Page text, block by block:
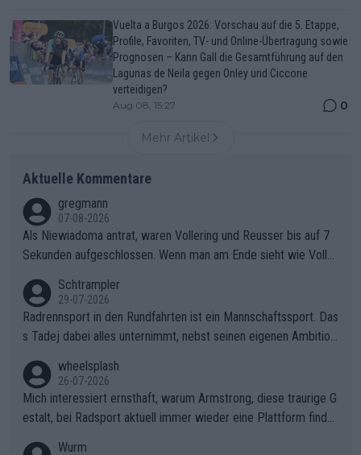
Vuelta a Burgos 2026: Vorschau auf die 5. Etappe,
Profile, Favoriten, TV- und Online-Übertragung sowie
Prognosen – Kann Gall die Gesamtführung auf den
Lagunas de Neila gegen Onley und Ciccone
verteidigen?
Aug 08, 15:27 0
Mehr Artikel
Aktuelle Kommentare
gregmann
07-08-2026
Als Niewiadoma antrat, waren Vollering und Reusser bis auf 7
Sekunden aufgeschlossen. Wenn man am Ende sieht wie Voller
ering die 7 Sekunden zu Niewiadoma nicht geschlossen hat un
d den Abstand hat anwachsen lassen. Ein schwerer taktischer
Fehler, der den Tour Sieg kosten wird.Diese Beobachtung trifft
Zögerlichkeit von Demi Vollering in diesem Moment war das e
ntscheidende Puzzleteil, das Katarzyna Niewiadoma die Tür z
um Gelben Trikot geöffnet hat.Das taktische Dilemma am Mon
t VentouxDie psychologische Falle: Vollering spekulierte in die
ser Phase darauf, dass Marlen Reusser im Gelben Trikot die N
Schtrampler
29-07-2026
Radrennsport in den Rundfahrten ist ein Mannschaftssport. Das
s Tadej dabei alles unternimmt, nebst seinen eigenen Ambition
ganze Team auch mental stark zu machen und konkret am Erf
olg teilzuhaben, ist ihm ganz hoch anzurechnen. Das ist ein Zei
chen weit über den Radsport hinaus.
wheelsplash
26-07-2026
Mich interessiert ernsthaft, warum Armstrong, diese traurige G
estalt, bei Radsport aktuell immer wieder eine Plattform finde
Wurm